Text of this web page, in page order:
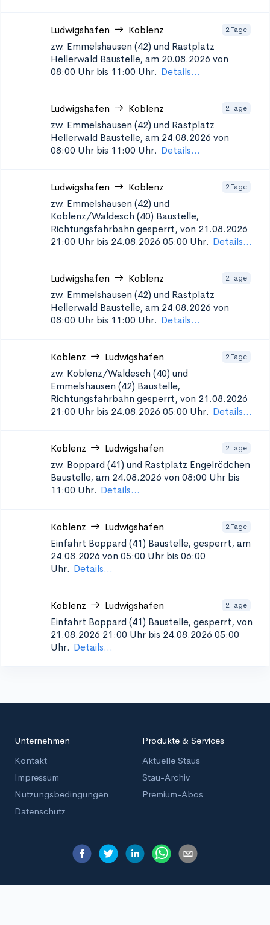
Ludwigshafen Koblenz 2 Tage
zw. Emmelshausen (42) und Rastplatz
Hellerwald Baustelle, am 20.08.2026 von
08:00 Uhr bis 11:00 Uhr. Details...
Ludwigshafen Koblenz 2 Tage
zw. Emmelshausen (42) und Rastplatz
Hellerwald Baustelle, am 24.08.2026 von
08:00 Uhr bis 11:00 Uhr. Details...
Ludwigshafen Koblenz 2 Tage
zw. Emmelshausen (42) und
Koblenz/Waldesch (40) Baustelle,
Richtungsfahrbahn gesperrt, von 21.08.2026
21:00 Uhr bis 24.08.2026 05:00 Uhr. Details...
Ludwigshafen Koblenz 2 Tage
zw. Emmelshausen (42) und Rastplatz
Hellerwald Baustelle, am 24.08.2026 von
08:00 Uhr bis 11:00 Uhr. Details...
Koblenz Ludwigshafen 2 Tage
zw. Koblenz/Waldesch (40) und
Emmelshausen (42) Baustelle,
Richtungsfahrbahn gesperrt, von 21.08.2026
21:00 Uhr bis 24.08.2026 05:00 Uhr. Details...
Koblenz Ludwigshafen 2 Tage
zw. Boppard (41) und Rastplatz Engelrödchen
Baustelle, am 24.08.2026 von 08:00 Uhr bis
11:00 Uhr. Details...
Koblenz Ludwigshafen 2 Tage
Einfahrt Boppard (41) Baustelle, gesperrt, am
24.08.2026 von 05:00 Uhr bis 06:00
Uhr. Details...
Koblenz Ludwigshafen 2 Tage
Einfahrt Boppard (41) Baustelle, gesperrt, von
21.08.2026 21:00 Uhr bis 24.08.2026 05:00
Uhr. Details...
Unternehmen
Kontakt
Impressum
Nutzungsbedingungen
Datenschutz
Produkte & Services
Aktuelle Staus
Stau-Archiv
Premium-Abos